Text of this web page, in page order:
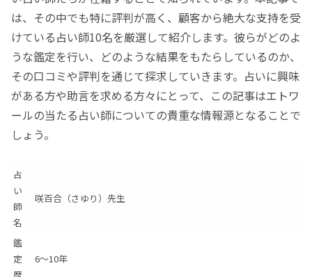
は、その中でも特に評判が高く、顧客から絶大な支持を受
けている占い師10名を厳選して紹介します。彼らがどのよ
うな鑑定を行い、どのような結果をもたらしているのか、
その口コミや評判を通じて探求していきます。占いに興味
がある方や助言を求める方々にとって、この記事はエトワ
ールの当たる占い師についての貴重な情報源となることで
しょう。
占
い
師
名
咲百合（さゆり）先生
鑑
定
歴
6～10年